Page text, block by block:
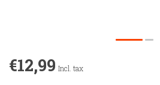
€12,99 Incl. tax